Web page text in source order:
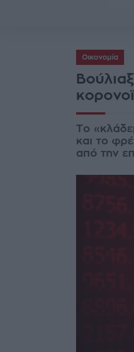
Οικονομία
Το
και το
από την